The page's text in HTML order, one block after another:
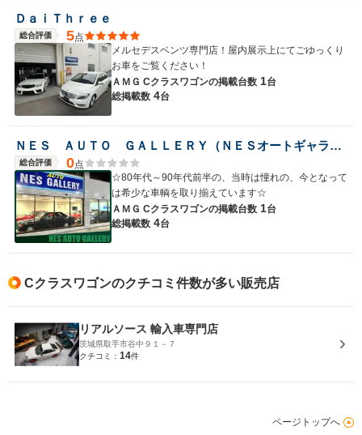
ＤａｉＴｈｒｅｅ
総合評価 5点
メルセデスベンツ専門店！屋内展示上にてごゆっくり
お車をご覧ください！
ＡＭＧ Cクラスワゴンの掲載台数 1台
総掲載数 4台
ＮＥＳ ＡＵＴＯ ＧＡＬＬＥＲＹ（ＮＥＳオートギャラリー）
総合評価 0点
☆80年代～90年代前半の、当時は憧れの、今となって
は希少な車輌を取り揃えています☆
ＡＭＧ Cクラスワゴンの掲載台数 1台
総掲載数 4台
Cクラスワゴンのクチコミ件数が多い販売店
リアルソース 輸入車専門店
茨城県取手市谷中９１－７
クチコミ： 14件
ページトップへ